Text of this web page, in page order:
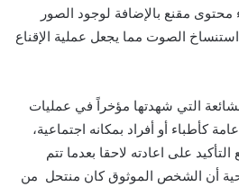
مقنع بالإضافة لوجود الصور
الصوت مما يجعل عملية الإقناع
التي شهدتها مؤخراً في عمليات
كأطباء أو أفراد بمكانه اجتماعية،
على اعادته لاحقا بعدما تتم
أن الشخص الموثوق كان منتحل من